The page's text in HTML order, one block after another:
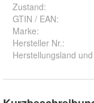
Zustand:
GTIN / EAN:
Marke:
Hersteller Nr.:
Herstellungsland